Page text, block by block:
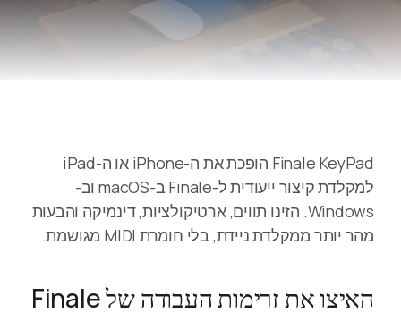
Finale KeyPad הופכת את ה-iPhone או ה-iPad
למקלדת קיצור ייעודית ל-Finale ב-macOS וב-
Windows. הזינו תווים, ארטיקולציות, דינמיקה והבעות
מהר יותר ממקלדת ניידת, בלי חומרת MIDI מגושמת.
האיצו את זרימות העבודה של Finale